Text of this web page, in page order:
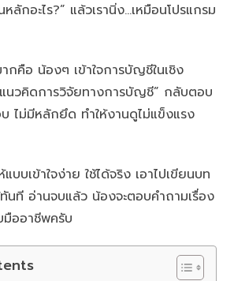
กอะไร?” แล้วเรานิ่ง…เหมือนโปรแกรม
คือ น้องๆ เข้าใจการบัญชีในเชิง
นวคิดการวิจัยทางการบัญชี” กลับตอบ
ไม่มีหลักยึด ทำให้งานดูไม่แข็งแรง
บบเข้าใจง่าย ใช้ได้จริง เอาไปเขียนบท
ที อ่านจบแล้ว น้องจะตอบคำถามเรื่อง
ออาชีพครับ